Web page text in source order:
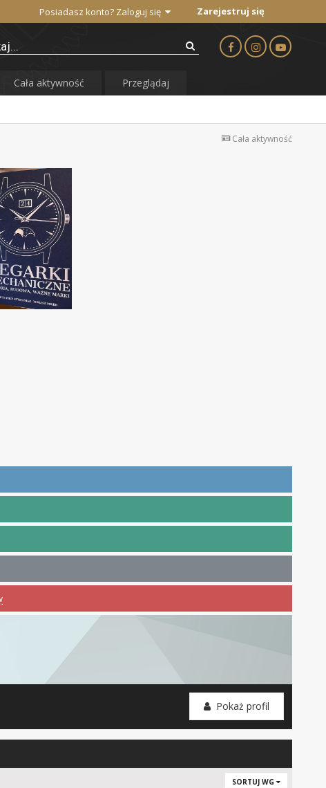
Posiadasz konto? Zaloguj się Zarejestruj się
Cała aktywność Przeglądaj
Cała aktywność
Pokaż profil
SORTUJ WG